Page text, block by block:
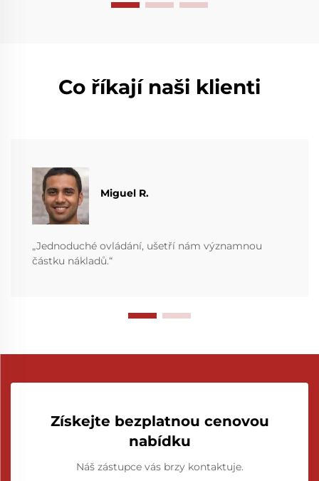
Co říkají naši klienti
Miguel R.
„Jednoduché ovládání, ušetří nám významnou
částku nákladů.“
Získejte bezplatnou cenovou
nabídku
Náš zástupce vás brzy kontaktuje.